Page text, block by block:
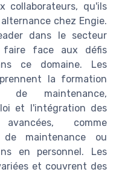
collaborateurs, qu'ils
chez Engie.
dans le secteur
faire face aux défis
ce domaine. Les
la formation
de maintenance,
et l'intégration des
comme
de maintenance ou
en personnel. Les
et couvrent des